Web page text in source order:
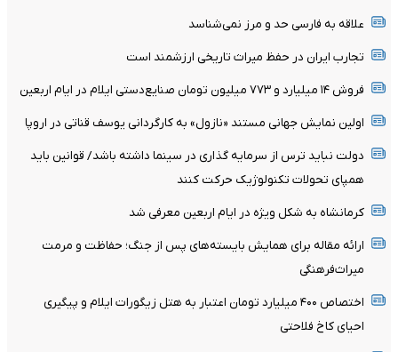
علاقه به فارسی حد و مرز نمی‌شناسد
تجارب ایران در حفظ میراث تاریخی ارزشمند است
فروش ۱۴ میلیارد و ۷۷۳ میلیون تومان صنایع‌دستی ایلام در ایام اربعین
اولین نمایش جهانی مستند «نازول» به کارگردانی یوسف قناتی در اروپا
دولت نباید ترس از سرمایه گذاری در سینما داشته باشد/ قوانین باید
همپای تحولات تکنولوژیک حرکت کنند
کرمانشاه به شکل ویژه در ایام اربعین معرفی شد
ارائه مقاله برای همایش بایسته‌های پس از جنگ؛ حفاظت و مرمت
میراث‌فرهنگی
اختصاص ۴۰۰ میلیارد تومان اعتبار به هتل زیگورات ایلام و پیگیری
احیای کاخ فلاحتی